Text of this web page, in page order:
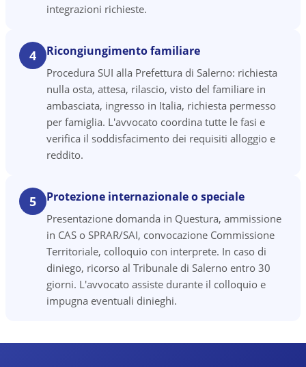
integrazioni richieste.
4 Ricongiungimento familiare
Procedura SUI alla Prefettura di Salerno: richiesta
nulla osta, attesa, rilascio, visto del familiare in
ambasciata, ingresso in Italia, richiesta permesso
per famiglia. L'avvocato coordina tutte le fasi e
verifica il soddisfacimento dei requisiti alloggio e
reddito.
5 Protezione internazionale o speciale
Presentazione domanda in Questura, ammissione
in CAS o SPRAR/SAI, convocazione Commissione
Territoriale, colloquio con interprete. In caso di
diniego, ricorso al Tribunale di Salerno entro 30
giorni. L'avvocato assiste durante il colloquio e
impugna eventuali dinieghi.